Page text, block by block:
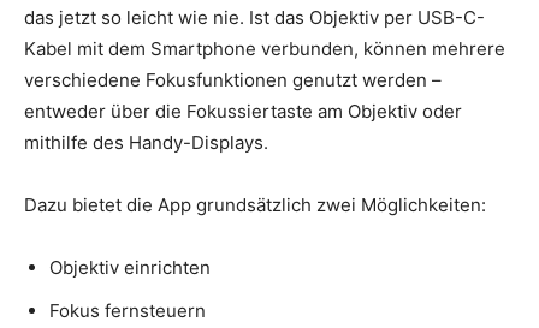
das jetzt so leicht wie nie. Ist das Objektiv per USB-C-
Kabel mit dem Smartphone verbunden, können mehrere
verschiedene Fokusfunktionen genutzt werden –
entweder über die Fokussiertaste am Objektiv oder
mithilfe des Handy-Displays.
Dazu bietet die App grundsätzlich zwei Möglichkeiten:
Objektiv einrichten
Fokus fernsteuern